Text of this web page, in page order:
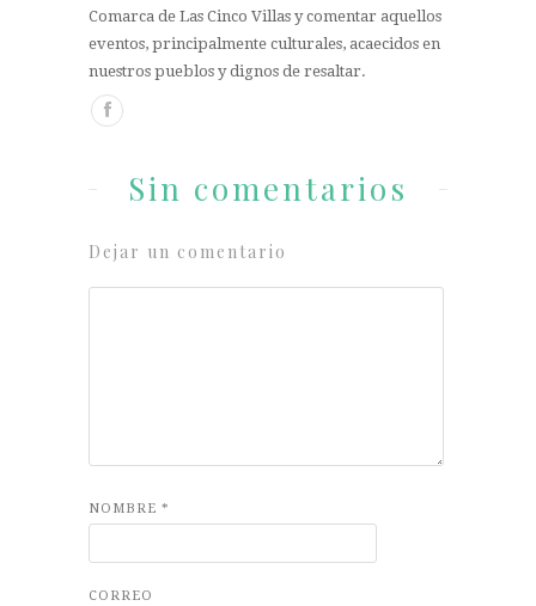
Comarca de Las Cinco Villas y comentar aquellos
eventos, principalmente culturales, acaecidos en
nuestros pueblos y dignos de resaltar.
Sin comentarios
Dejar un comentario
NOMBRE *
CORREO